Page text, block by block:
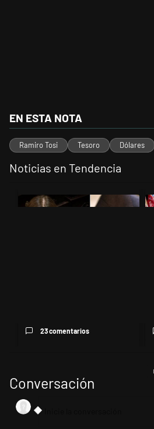
EN ESTA NOTA
Ramiro Tosi Tesoro Dólares
Noticias en Tendencia
Un artículo de tendencia con el
23 comentarios
Conversación